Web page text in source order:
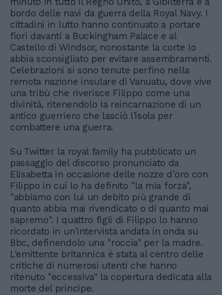
bordo delle navi da guerra della Royal Navy. I
cittadini in lutto hanno continuato a portare
fiori davanti a Buckingham Palace e al
Castello di Windsor, nonostante la corte lo
abbia sconsigliato per evitare assembramenti.
Celebrazioni si sono tenute perfino nella
remota nazione insulare di Vanuatu, dove vive
una tribù che riverisce Filippo come una
divinità, ritenendolo la reincarnazione di un
antico guerriero che lasciò l'isola per
combattere una guerra.
Su Twitter la royal family ha pubblicato un
passaggio del discorso pronunciato da
Elisabetta in occasione delle nozze d'oro con
Filippo in cui lo ha definito "la mia forza",
"abbiamo con lui un debito più grande di
quanto abbia mai rivendicato o di quanto mai
sapremo". I quattro figli di Filippo lo hanno
ricordato in un'intervista andata in onda su
Bbc, definendolo una "roccia" per la madre.
L'emittente britannica è stata al centro delle
critiche di numerosi utenti che hanno
ritenuto "eccessiva" la copertura dedicata alla
morte del principe.